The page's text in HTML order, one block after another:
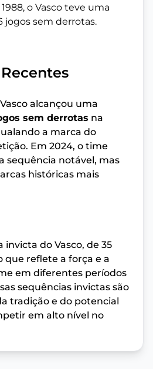
o Vasco teve uma
jogos sem derrotas.
alcançou uma
sem derrotas na
a marca do
Em 2024, o time
sequência notável, mas
históricas mais
invicta do Vasco, de 35
que reflete a força e a
em diferentes períodos
sequências invictas são
tradição e do potencial
em alto nível no